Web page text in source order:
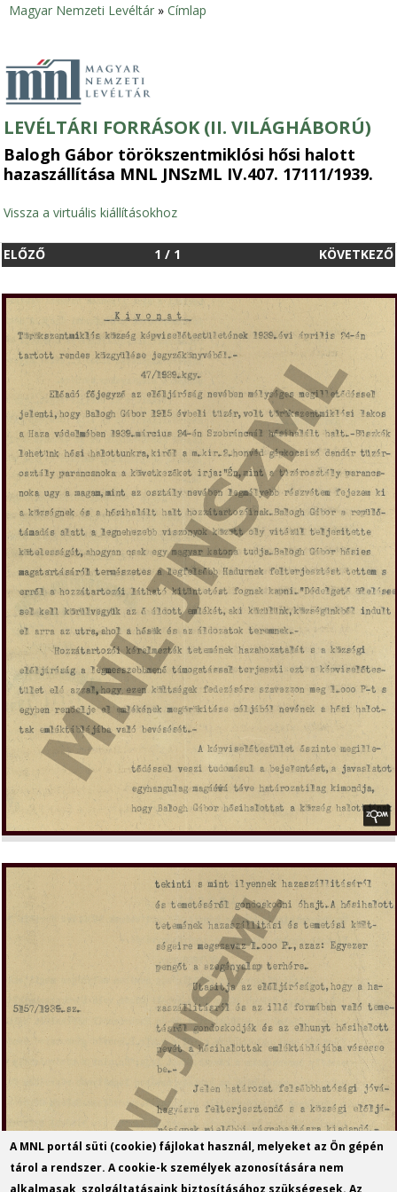
Jelenlegi
hely
Magyar Nemzeti Levéltár » Címlap
LEVÉLTÁRI FORRÁSOK (II. VILÁGHÁBORÚ)
Balogh Gábor törökszentmiklósi hősi halott
hazaszállítása MNL JNSzML IV.407. 17111/1939.
Vissza a virtuális kiállításokhoz
ELŐZŐ KÖVETKEZŐ
1 / 1
A MNL portál süti (cookie) fájlokat használ, melyeket az Ön gépén
tárol a rendszer. A cookie-k személyek azonosítására nem
alkalmasak, szolgáltatásaink biztosításához szükségesek. Az